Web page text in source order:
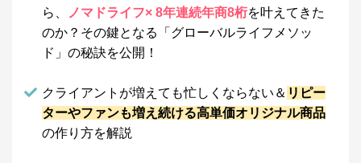
ら、
ノマドライフ× 8年連続年商8桁を叶えてきた
のか？ その鍵となる「グローバルライフメソッ
ド」の秘訣を公開！
クライアントが増えても忙しくならない＆ リピー
ターやファンも増え続ける高単価オリジナル商品
の作り方を解説